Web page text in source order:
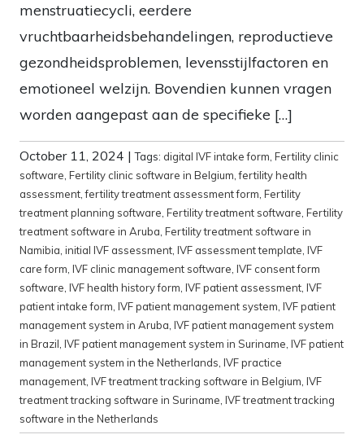
menstruatiecycli, eerdere
vruchtbaarheidsbehandelingen, reproductieve
gezondheidsproblemen, levensstijlfactoren en
emotioneel welzijn. Bovendien kunnen vragen
worden aangepast aan de specifieke […]
October 11, 2024 |Tags: digital IVF intake form Fertility clinic
software Fertility clinic software in Belgium ,fertility health
assessment ,fertility treatment assessment form Fertility
treatment planning software Fertility treatment software Fertility
treatment software in Aruba Fertility treatment software in
Namibia initial IVF assessment IVF assessment template IVF
care form IVF clinic management software IVF consent form
software IVF health history form IVF patient assessment IVF
patient intake form IVF patient management system IVF patient
management system in Aruba IVF patient management system
in Brazil IVF patient management system in Suriname IVF patient
management system in the Netherlands IVF practice
management IVF treatment tracking software in Belgium IVF
treatment tracking software in Suriname IVF treatment tracking
software in the Netherlands